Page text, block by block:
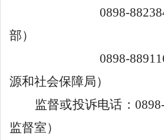
0898-8823
部）
0898-
源和社会保障局）
监督或投诉电话：08
监督室）